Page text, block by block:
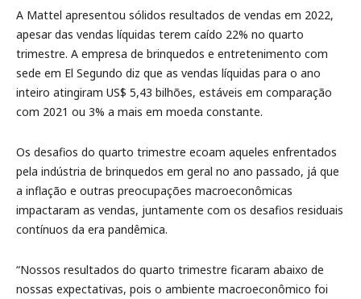
A Mattel apresentou sólidos resultados de vendas em 2022,
apesar das vendas líquidas terem caído 22% no quarto
trimestre. A empresa de brinquedos e entretenimento com
sede em El Segundo diz que as vendas líquidas para o ano
inteiro atingiram US$ 5,43 bilhões, estáveis em comparação
com 2021 ou 3% a mais em moeda constante.
Os desafios do quarto trimestre ecoam aqueles enfrentados
pela indústria de brinquedos em geral no ano passado, já que
a inflação e outras preocupações macroeconômicas
impactaram as vendas, juntamente com os desafios residuais
contínuos da era pandêmica.
“Nossos resultados do quarto trimestre ficaram abaixo de
nossas expectativas, pois o ambiente macroeconômico foi